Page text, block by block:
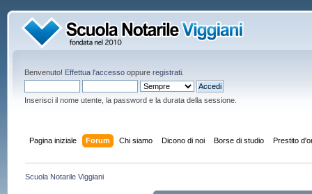
Benvenuto! Effettua l'accessooppure registrati.
Inserisci il nome utente, la password e la durata della sessione.
Pagina iniziale Forum Chi siamo Dicono di noi Borse di studio Prestito
Scuola Notarile Viggiani